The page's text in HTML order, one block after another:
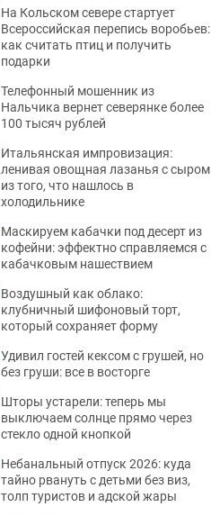
На Кольском севере стартует
Всероссийская перепись воробьев:
как считать птиц и получить
подарки
Телефонный мошенник из
Нальчика вернет северянке более
100 тысяч рублей
Итальянская импровизация:
ленивая овощная лазанья с сыром
из того, что нашлось в
холодильнике
Маскируем кабачки под десерт из
кофейни: эффектно справляемся с
кабачковым нашествием
Воздушный как облако:
клубничный шифоновый торт,
который сохраняет форму
Удивил гостей кексом с грушей, но
без груши: все в восторге
Шторы устарели: теперь мы
выключаем солнце прямо через
стекло одной кнопкой
Небанальный отпуск 2026: куда
тайно рвануть с детьми без виз,
толп туристов и адской жары